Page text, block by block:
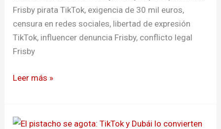
Frisby pirata TikTok, exigencia de 30 mil euros,
censura en redes sociales, libertad de expresión
TikTok, influencer denuncia Frisby, conflicto legal
Frisby
Frisby
España
Leer más »
El